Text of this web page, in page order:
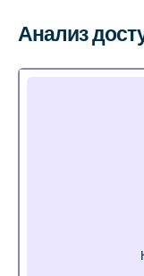
Анализ